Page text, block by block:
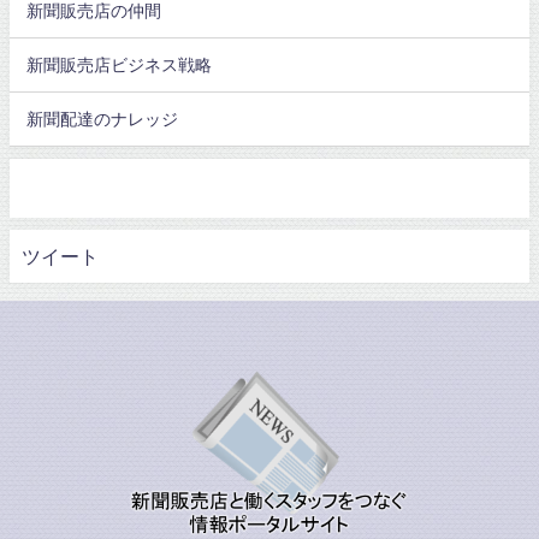
新聞販売店の仲間
新聞販売店ビジネス戦略
新聞配達のナレッジ
ツイート